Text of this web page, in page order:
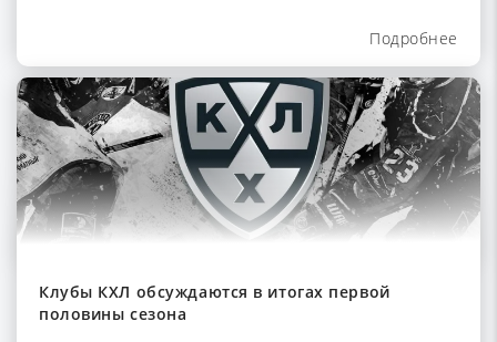
Подробнее
Клубы КХЛ обсуждаются в итогах первой
половины сезона